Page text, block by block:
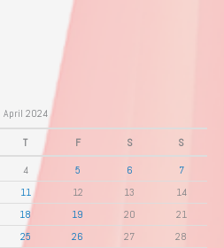
April 2024
T F S S
4 5 6
7
11 12 13
14
18 19 20
21
25 26 27
28